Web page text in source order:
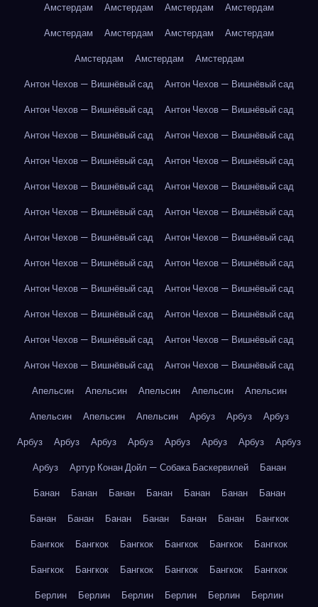
Амстердам
Амстердам Амстердам
Амстердам
Амстердам
Амстердам Амстердам
Амстердам
Амстердам
Амстердам
Амстердам
Антон Чехов — Вишнёвый сад
Антон Чехов — Вишнёвый сад
Антон Чехов — Вишнёвый сад
Антон Чехов — Вишнёвый сад
Антон Чехов — Вишнёвый сад
Антон Чехов — Вишнёвый сад
Антон Чехов — Вишнёвый сад
Антон Чехов — Вишнёвый сад
Антон Чехов — Вишнёвый сад
Антон Чехов — Вишнёвый сад
Антон Чехов — Вишнёвый сад
Антон Чехов — Вишнёвый сад
Антон Чехов — Вишнёвый сад
Антон Чехов — Вишнёвый сад
Антон Чехов — Вишнёвый сад
Антон Чехов — Вишнёвый сад
Антон Чехов — Вишнёвый сад
Антон Чехов — Вишнёвый сад
Антон Чехов — Вишнёвый сад
Антон Чехов — Вишнёвый сад
Антон Чехов — Вишнёвый сад
Антон Чехов — Вишнёвый сад
Антон Чехов — Вишнёвый сад
Антон Чехов — Вишнёвый сад
Апельсин
Апельсин Апельсин Апельсин
Апельсин
Апельсин
Апельсин Апельсин Арбуз Арбуз
Арбуз
Арбуз
Арбуз Арбуз Арбуз Арбуз Арбуз Арбуз
Арбуз
Арбуз
Артур Конан Дойл — Собака Баскервилей
Банан
Банан
Банан Банан Банан Банан Банан
Банан
Банан
Банан Банан Банан Банан Банан
Бангкок
Бангкок
Бангкок Бангкок Бангкок Бангкок
Бангкок
Бангкок
Бангкок Бангкок Бангкок Бангкок
Бангкок
Берлин
Берлин Берлин Берлин Берлин Берлин